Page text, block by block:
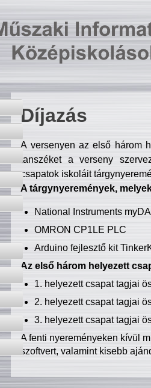
Díjazás
A versenyen az első három
tanszéket a verseny
csapatok iskoláit
A tárgynyeremények,
National Instruments
OMRON CP1LE PLC
Arduino fejlesztő kit
Az első három helyezett
1. helyezett csapat tagjai
2. helyezett csapat tagjai
3. helyezett csapat tagjai
A fenti nyereményeken kívül
szoftvert, valamint kisebb